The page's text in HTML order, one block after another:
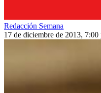
Redacción Semana
17 de diciembre de 2013, 7:00